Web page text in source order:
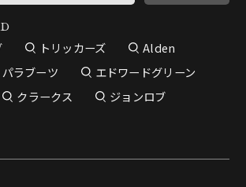
トリッカーズ
Alden
パラブーツ
エドワードグリーン
クラークス
ジョンロブ